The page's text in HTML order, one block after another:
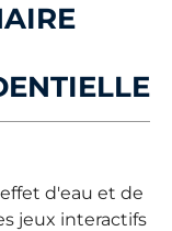
d'eau et de
jeux interactifs